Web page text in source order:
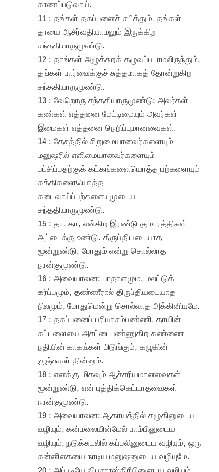
காணப்படுவாய்.
11 : தங்கள் தகப்பனைச் சபித்தும், தங்கள்
தாயை ஆசீர்வதியாமலும் இருக்கிற
சந்ததியாருமுண்டு.
12 : தாங்கள் அழுக்கறக் கழுவப்படாமலிருந்தும்,
தங்கள் பார்வைக்குச் சுத்தமாகத் தோன்றுகிற
சந்ததியாருமுண்டு.
13 : வேறொரு சந்ததியாருமுண்டு; அவர்கள்
கண்கள் எத்தனை மேட்டிமையும் அவர்கள்
இமைகள் எத்தனை நெறிப்புமானவைகள்.
14 : தேசத்தில் சிறுமையானவர்களையும்
மனுஷரில் எளிமையானவர்களையும்
பட்சிப்பதற்குக் கட்கங்களையொத்த பற்களையும்
கத்திகளையொத்த
கடைவாய்ப்பற்களையுமுடைய
சந்ததியாருமுண்டு.
15 : தா, தா, என்கிற இரண்டு குமாரத்திகள்
அட்டைக்கு உண்டு. திருப்தியடையாத
மூன்றுண்டு, போதும் என்று சொல்லாத
நான்குமுண்டு.
16 : அவையாவன: பாதாளமும, மலட்டுக்
கர்ப்பமும், தண்ணீரால் திருப்தியடையாத
நிலமும், போதுமென்று சொல்லாத அக்கினியுமே.
17 : தகப்பனைப் பரியாசம்பண்ணி, தாயின்
கட்டளையை அசட்டைபண்ணுகிற கண்ணை
நதியின் காகங்கள் பிடுங்கும், கழுகின்
குஞ்சுகள் தின்னும்.
18 : எனக்கு மிகவும் ஆச்சரியமானவைகள்
மூன்றுண்டு, என் புத்திக்கெட்டாதவைகள்
நான்குமுண்டு.
19 : அவையாவன: ஆகாயத்தில் கழுகினுடைய
வழியும், கன்மலையின்மேல் பாம்பினுடைய
வழியும், நடுக்கடலில் கப்பலினுடைய வழியும், ஒரு
கன்னிகையை நாடிய மனுஷனுடைய வழியுமே.
20 : அப்படியே விபசாரஸ்திரீயினுடைய வழியும்